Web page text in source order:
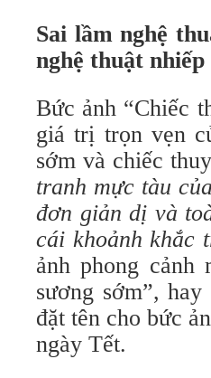
Sai lầm nghệ
nghệ thuật
Bức ảnh “Chiếc
giá trị trọn vẹn
sớm và chiếc
tranh mực tàu
đơn giản dị và
cái khoảnh khắc
ảnh phong cảnh
sương sớm”,
đặt tên cho bức
ngày Tết.